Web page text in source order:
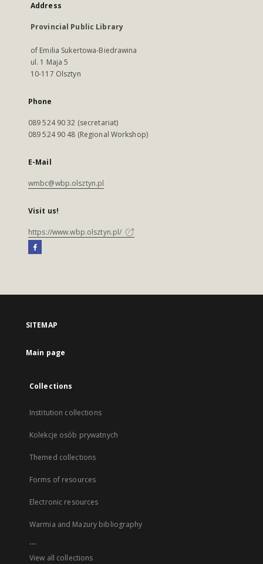
Address
Provincial Public Library
of Emilia Sukertowa-Biedrawina
ul. 1 Maja 5
10-117 Olsztyn
Phone
089 524 90 32 (secretariat)
089 524 90 48 (Regional Workshop)
E-Mail
wmbc@wbp.olsztyn.pl
Visit us!
https://www.wbp.olsztyn.pl/
SITEMAP
Main page
Collections
Institution collections
Kolekcje osób prywatnych
Themed collections
Forms of resources
Electronic resources
Warmia and Mazury bibliography
...
View all collections